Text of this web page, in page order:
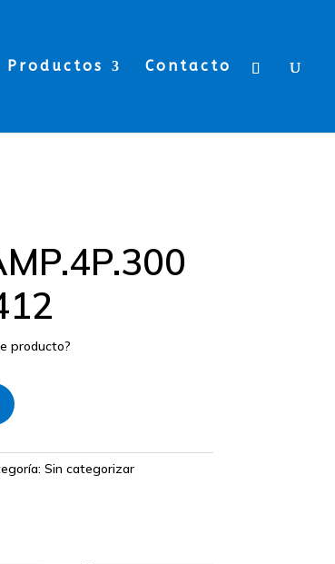
Productos Contacto
producto?
Sin categorizar